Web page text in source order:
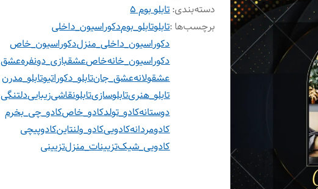
دسته‌بندی:تابلو بوم 5
برچسب‌ها :تابلوتابلو_بومدکوراسیون_داخلی
دکوراسیون_داخلی_منزلدکوراسیون_خاص
دکوراسیون_خانهخاصعشقبازی_دونفرهعشق
عشقولانهعشق_جانتابلو_دکوراتیوتابلو_مدرن
تابلو_هنریتابلوسازیتابلونقاشیزیباییدلتنگی
دوستانهکادو_تولدکادو_خاصکادو_چی_بخرم
کادومردانهکادوییکادو_ولنتاینکادوپیچی
کادویی_شیکتزیینات_منزلتزیینی